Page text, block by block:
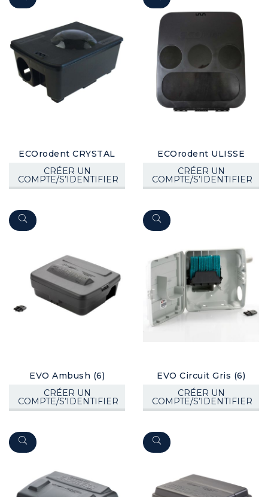
ECOrodent CRYSTAL
CRÉER UN
COMPTE/S’IDENTIFIER
ECOrodent ULISSE
CRÉER UN
COMPTE/S’IDENTIFIER
EVO Ambush (6)
CRÉER UN
COMPTE/S’IDENTIFIER
EVO Circuit Gris (6)
CRÉER UN
COMPTE/S’IDENTIFIER